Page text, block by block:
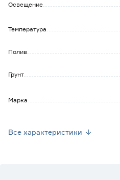
Освещение
Температура
Полив
Грунт
Марка
Все характеристики